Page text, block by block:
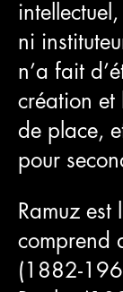
ni
n’a fait
création et
de place,
pour
Ramuz
comprend
(1882-